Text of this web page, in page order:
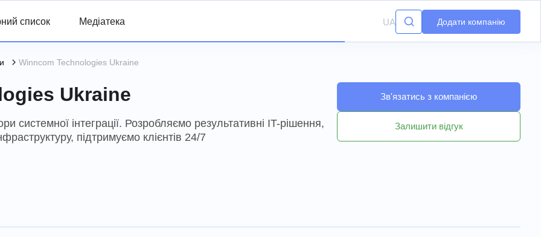
список Медіатека UA Додати компанію
Winncom Technologies Ukraine
Ukraine
системної інтеграції. Розробляємо результативні IT-рішення,
підтримуємо клієнтів 24/7
Зв'язатись з компанією
Залишити відгук